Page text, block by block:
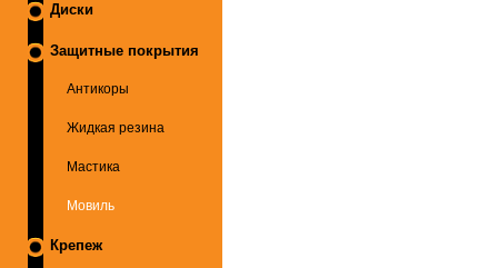
Диски
Защитные покрытия
Антикоры
Жидкая резина
Мастика
Мовиль
Крепеж